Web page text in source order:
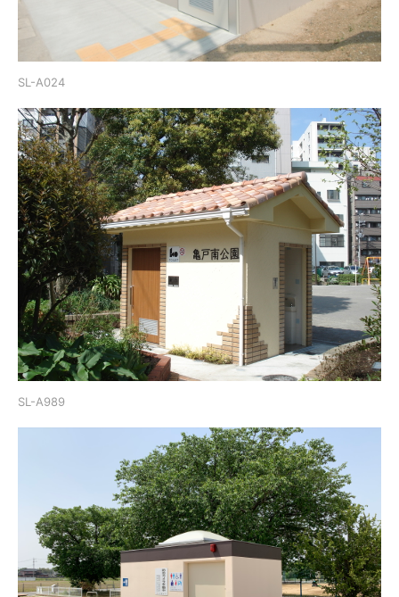
SL-A024
SL-A989